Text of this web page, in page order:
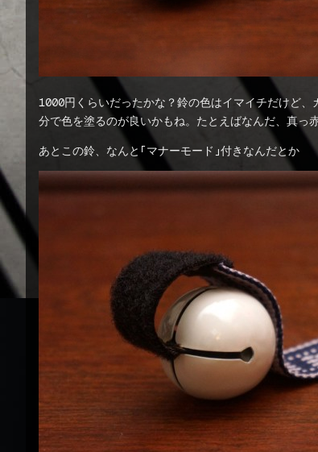
1000円くらいだったかな？鈴の色はイマイチだけど
分で色を塗るのが良いかもね。たとえばなんだ、真っ
あとこの鈴、なんと「マナーモード」付きなんだとか